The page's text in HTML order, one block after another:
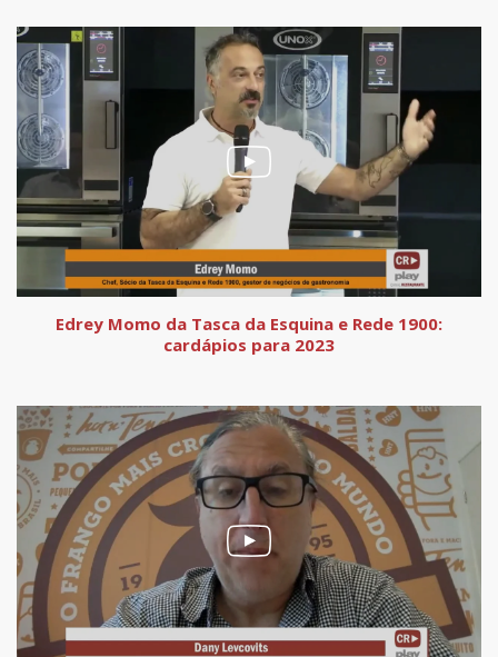
Edrey Momo da Tasca da Esquina e Rede 1900:
cardápios para 2023